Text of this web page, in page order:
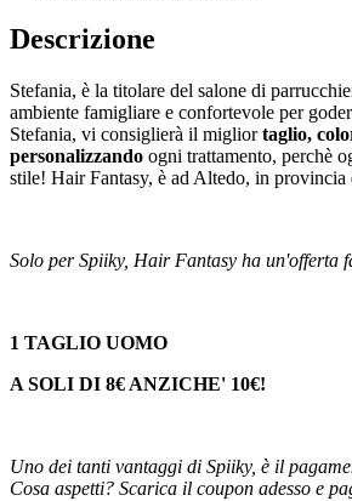
Descrizione
Stefania, è la titolare del salone di
ambiente famigliare e confortevole per
Stefania, vi consiglierà il migliortaglio,
personalizzando ogni trattamento, perchè
stile! Hair Fantasy, è ad Altedo, in provincia
Solo per Spiiky, Hair Fantasy ha un'offerta
1 TAGLIO UOMO
A SOLI DI 8€ ANZICHE' 10€!
Uno dei tanti vantaggi di Spiiky, è il
Cosa aspetti? Scarica il coupon adesso e